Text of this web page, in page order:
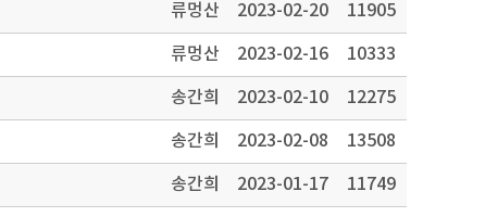
류멍산 2023-02-20 11905
류멍산 2023-02-16 10333
송간희 2023-02-10 12275
송간희 2023-02-08 13508
송간희 2023-01-17 11749